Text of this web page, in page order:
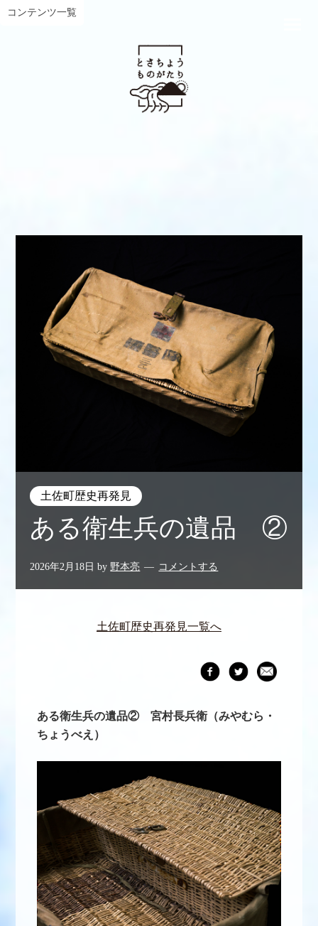
コンテンツ一覧
土佐町歴史再発見
ある衛生兵の遺品 ②
2026年2月18日 by 野本亮 コメントする
土佐町歴史再発見一覧へ
ある衛生兵の遺品② 宮村長兵衛（みやむら・
ちょうべえ）